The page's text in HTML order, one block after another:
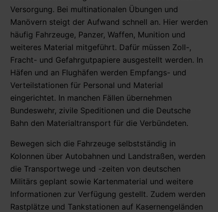
Versorgung. Bei multinationalen Übungen und
Manövern steigt der Aufwand schnell an. Hier werden
häufig Fahrzeuge, Panzer, Waffen, Munition und
weiteres Material mitgeführt. Dafür müssen Zoll-,
Fracht- und Gefahrgutpapiere ausgestellt werden. In
Häfen und an Flughäfen werden Empfangs- und
Verteilstationen für Personal und Material
eingerichtet. In manchen Fällen übernehmen
Bundeswehr, zivile Speditionen und die Deutsche
Bahn den Materialtransport für die Verbündeten.
Bewegen sich die Fahrzeuge selbstständig in
Kolonnen über Autobahnen und Landstraßen, werden
die Transportwege und -zeiten von deutschen
Militärs geplant sowie Kartenmaterial und weitere
Informationen zur Verfügung gestellt. Zudem werden
Rastplätze und Tankstationen auf Kasernengeländen